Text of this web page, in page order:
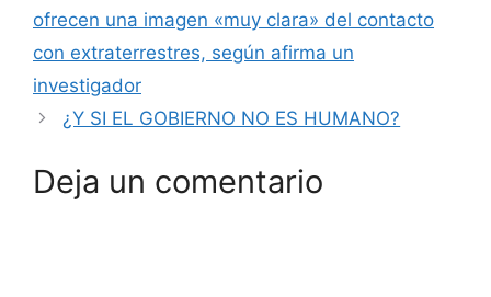
ofrecen una imagen «muy clara» del contacto
con extraterrestres, según afirma un
investigador
¿Y SI EL GOBIERNO NO ES HUMANO?
Deja un comentario